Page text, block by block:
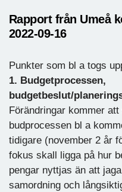
Rapport från Umeå
2022-09-16
Punkter som bl a togs
1. Budgetprocessen,
budgetbeslut/
Förändringar kommer
budprocessen bl a
tidigare (november 2 år
fokus skall ligga på hur
pengar nyttjas än att
samordning och